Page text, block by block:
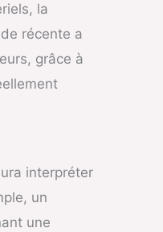
la
récente a
grâce à
interpréter
un
une